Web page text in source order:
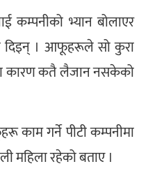
कम्पनीको भ्यान बोलाएर
दिइन् । आफूहरूले सो कुरा
कारण कतै लैजान नसकेको
काम गर्ने पीटी कम्पनीमा
महिला रहेको बताए ।